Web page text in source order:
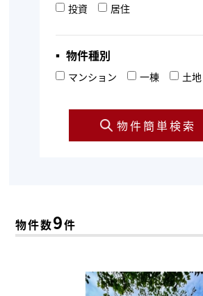
投資 居住
▪︎ 物件種別
マンション 一棟 土地
物件数9件